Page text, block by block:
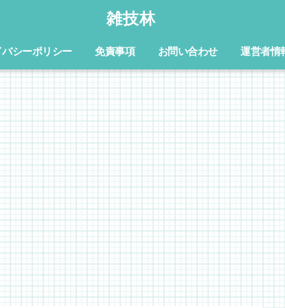
雑技林
バシーポリシー 免責事項 お問い合わせ 運営者情